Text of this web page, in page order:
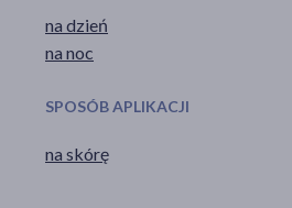
na dzień
na noc
SPOSÓB APLIKACJI
na skórę